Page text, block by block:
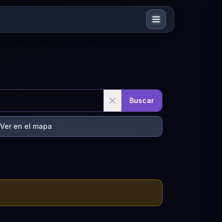
Buscar
Ver en el mapa